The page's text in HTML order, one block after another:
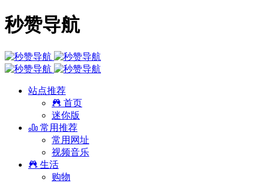
秒赞导航
站点推荐
首页
迷你版
常用推荐
常用网址
视频音乐
生活
购物